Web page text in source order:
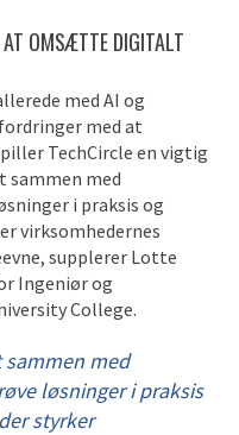
OMSÆTTE DIGITALT
med AI og
med at
TechCircle en vigtig
med
i praksis og
virksomhedernes
supplerer Lotte
Ingeniør og
College.
med
løsninger i praksis
styrker